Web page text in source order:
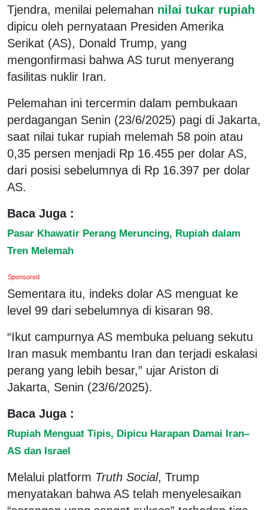
Tjendra, menilai pelemahan nilai tukar rupiah
dipicu oleh pernyataan Presiden Amerika
Serikat (AS), Donald Trump, yang
mengonfirmasi bahwa AS turut menyerang
fasilitas nuklir Iran.
Pelemahan ini tercermin dalam pembukaan
perdagangan Senin (23/6/2025) pagi di Jakarta,
saat nilai tukar rupiah melemah 58 poin atau
0,35 persen menjadi Rp 16.455 per dolar AS,
dari posisi sebelumnya di Rp 16.397 per dolar
AS.
Baca Juga :
Pasar Khawatir Perang Meruncing, Rupiah dalam
Tren Melemah
Sponsored
Sementara itu, indeks dolar AS menguat ke
level 99 dari sebelumnya di kisaran 98.
“Ikut campurnya AS membuka peluang sekutu
Iran masuk membantu Iran dan terjadi eskalasi
perang yang lebih besar,” ujar Ariston di
Jakarta, Senin (23/6/2025).
Baca Juga :
Rupiah Menguat Tipis, Dipicu Harapan Damai Iran–
AS dan Israel
Melalui platform Truth Social, Trump
menyatakan bahwa AS telah menyelesaikan